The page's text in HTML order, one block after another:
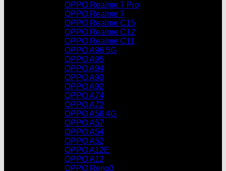
OPPO Realme 7 Pro
OPPO Realme 7
OPPO Realme C15
OPPO Realme C12
OPPO Realme C11
OPPO A96 5G
OPPO A95
OPPO A94
OPPO A93
OPPO A92
OPPO A74
OPPO A72
OPPO A58 4G
OPPO A57
OPPO A54
OPPO A52
OPPO A12E
OPPO A12
OPPO Reno3